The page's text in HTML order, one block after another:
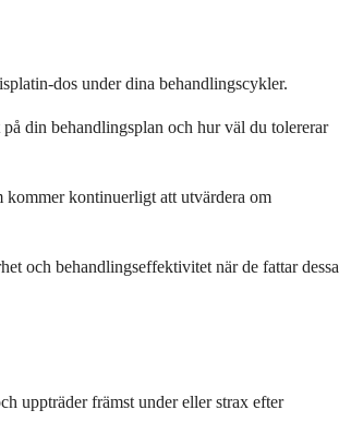
dos under dina behandlingscykler.
din behandlingsplan och hur väl du tolererar
kommer kontinuerligt att utvärdera om
och behandlingseffektivitet när de fattar dessa
uppträder främst under eller strax efter